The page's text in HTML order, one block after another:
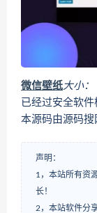
微信壁纸大小：
已经过安全软件
本源码由源码搜
声明：
1，本站所有资
长！
2，本站软件分